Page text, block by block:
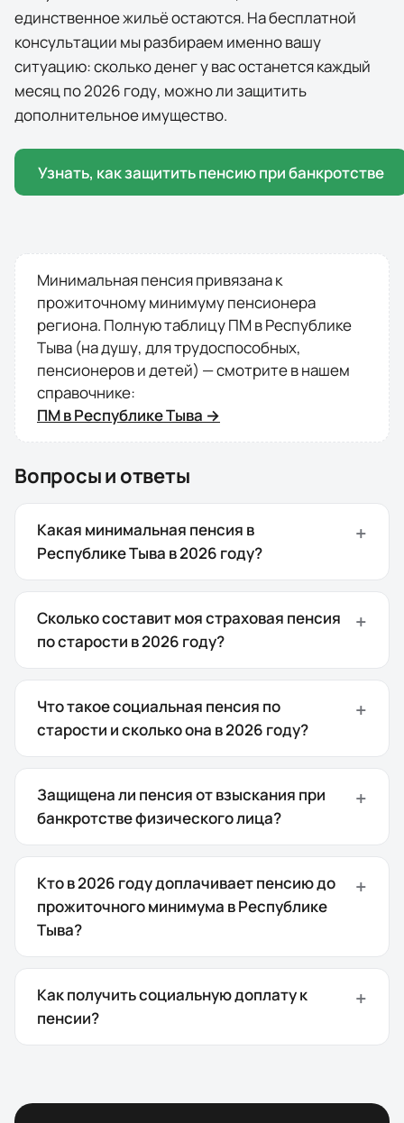
единственное жильё остаются. На бесплатной
консультации мы разбираем именно вашу
ситуацию: сколько денег у вас останется каждый
месяц по2026 году, можно ли защитить
дополнительное имущество.
Узнать, как защитить пенсию при банкротстве
Минимальная пенсия привязана к
прожиточному минимуму пенсионера
региона. Полную таблицу ПМ вРеспублике
Тыва (на душу, для трудоспособных,
пенсионеров и детей) — смотрите в нашем
справочнике:
ПМ вРеспублике Тыва →
Вопросы и ответы
Какая минимальная пенсия в
Республике Тыва в 2026 году?
Сколько составит моя страховая пенсия
по старости в 2026 году?
Что такое социальная пенсия по
старости и сколько она в 2026 году?
Защищена ли пенсия от взыскания при
банкротстве физического лица?
Кто в 2026 году доплачивает пенсию до
прожиточного минимума в Республике
Тыва?
Как получить социальную доплату к
пенсии?